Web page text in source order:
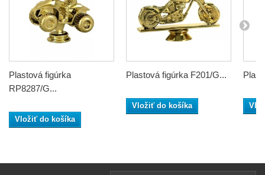
Plastová figúrka
RP8287/G...
Vložiť do košíka
Plastová figúrka F201/G...
Vložiť do košíka